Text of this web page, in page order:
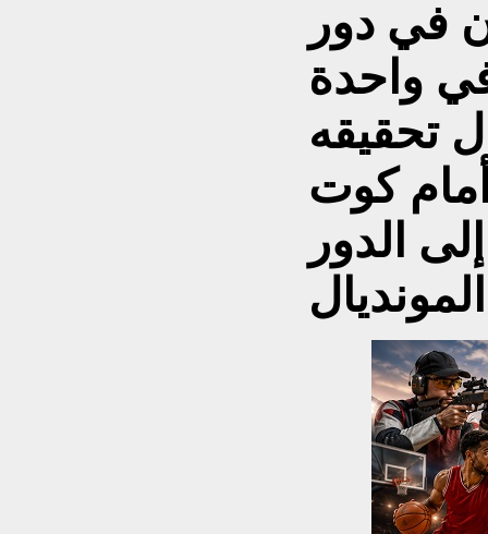
في دور
واحدة
تحقيقه
أمام كوت
الدور